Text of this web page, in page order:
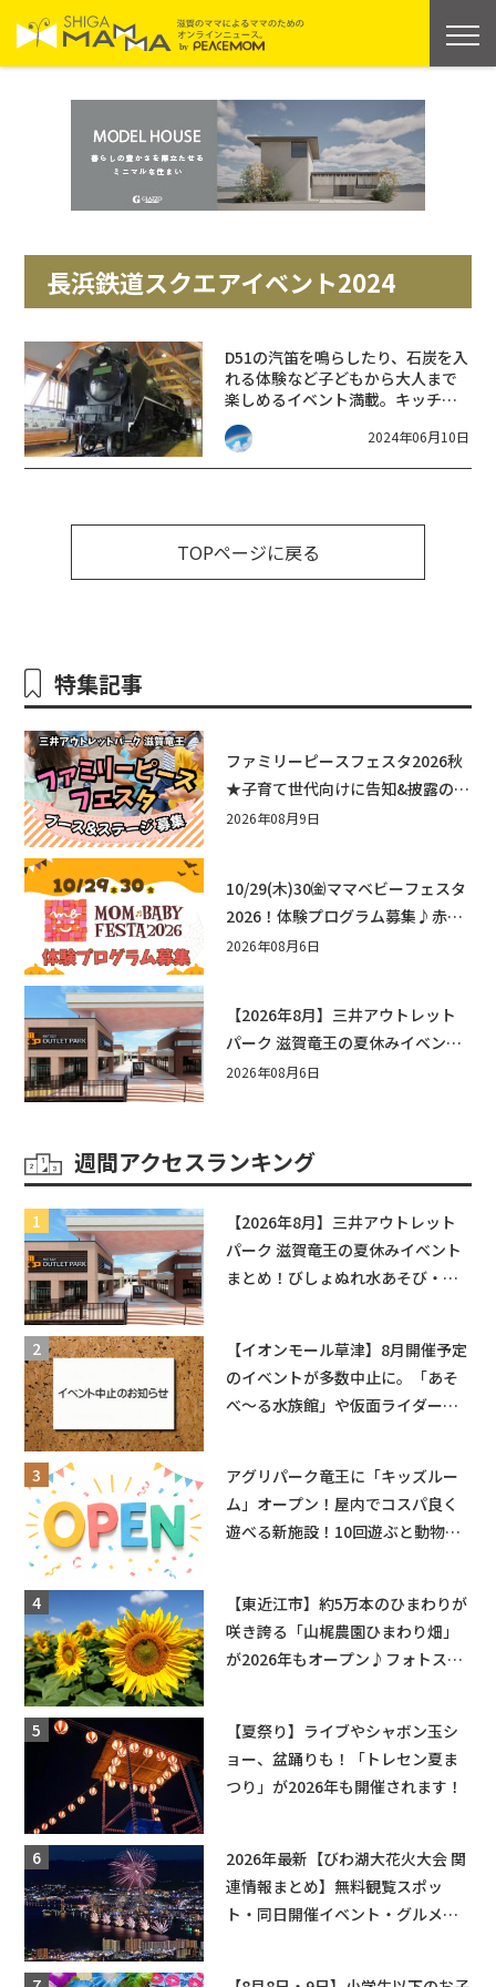
長浜鉄道スクエアイベント2024
D51の汽笛を鳴らしたり、石炭を入
れる体験など子どもから大人まで
楽しめるイベント満載。キッチン
カーも来るよ。【長浜鉄道スクエ
アイベント2024】
2024年06月10日
TOPページに戻る
特集記事
ファミリーピースフェスタ2026秋
★子育て世代向けに告知&披露の場
として♪ステージ又はブース出店
2026年08月9日
10/29(木)30㈮ママベビーフェスタ
2026！体験プログラム募集♪赤ち
ゃん向けイベントに出演しません
2026年08月6日
【2026年8月】三井アウトレット
パーク 滋賀竜王の夏休みイベント
まとめ！びしょぬれ水あそび・激
2026年08月6日
週間アクセスランキング
【2026年8月】三井アウトレット
パーク 滋賀竜王の夏休みイベント
まとめ！びしょぬれ水あそび・激
【イオンモール草津】8月開催予定
のイベントが多数中止に。「あそ
べ〜る水族館」や仮面ライダーシ
アグリパーク竜王に「キッズルー
ム」オープン！屋内でコスパ良く
遊べる新施設！10回遊ぶと動物触
【東近江市】約5万本のひまわりが
咲き誇る「山梶農園ひまわり畑」
が2026年もオープン♪フォトスポ
【夏祭り】ライブやシャボン玉シ
ョー、盆踊りも！「トレセン夏ま
つり」が2026年も開催されます！
2026年最新【びわ湖大花火大会 関
連情報まとめ】無料観覧スポッ
ト・同日開催イベント・グルメマ